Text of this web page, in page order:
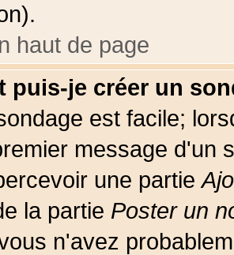
haut de page
puis-je créer un
est facile;
message d'un
une partie
la partie Poster un
n'avez